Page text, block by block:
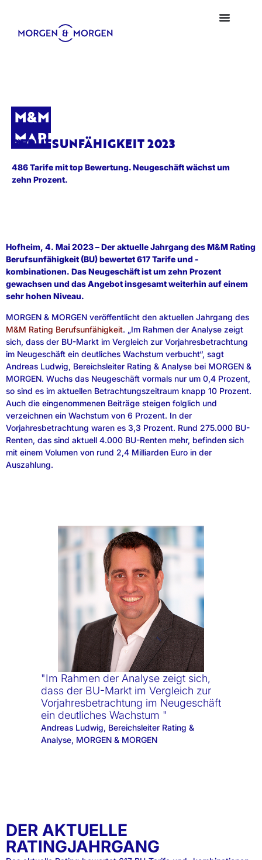
M&M
MARKTBLICK
BERUFSUNFÄHIGKEIT 2023
486 Tarife mit top Bewertung. Neugeschäft wächst um
zehn Prozent.
Hofheim, 4. Mai 2023 – Der aktuelle Jahrgang des M&M Rating
Berufsunfähigkeit (BU) bewertet 617 Tarife und -
kombinationen. Das Neugeschäft ist um zehn Prozent
gewachsen und das Angebot insgesamt weiterhin auf einem
sehr hohen Niveau.
MORGEN & MORGEN veröffentlicht den aktuellen Jahrgang des
M&M Rating Berufsunfähigkeit. „Im Rahmen der Analyse zeigt
sich, dass der BU-Markt im Vergleich zur Vorjahresbetrachtung
im Neugeschäft ein deutliches Wachstum verbucht“, sagt
Andreas Ludwig, Bereichsleiter Rating & Analyse bei MORGEN &
MORGEN. Wuchs das Neugeschäft vormals nur um 0,4 Prozent,
so sind es im aktuellen Betrachtungszeitraum knapp 10 Prozent.
Auch die eingenommenen Beiträge steigen folglich und
verzeichnen ein Wachstum von 6 Prozent. In der
Vorjahresbetrachtung waren es 3,3 Prozent. Rund 275.000 BU-
Renten, das sind aktuell 4.000 BU-Renten mehr, befinden sich
mit einem Volumen von rund 2,4 Milliarden Euro in der
Auszahlung.
"Im Rahmen der Analyse zeigt sich,
dass der BU-Markt im Vergleich zur
Vorjahresbetrachtung im Neugeschäft
ein deutliches Wachstum "
Andreas Ludwig, Bereichsleiter Rating &
Analyse, MORGEN & MORGEN
DER AKTUELLE
RATINGJAHRGANG